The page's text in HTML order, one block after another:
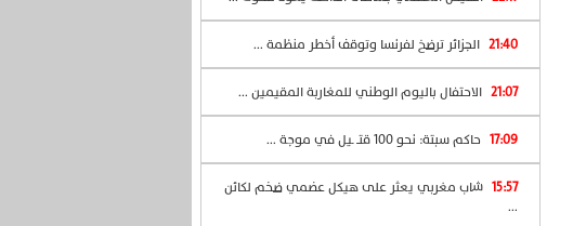
21:40 الجزائر ترضخ لفرنسا وتوقف أخطر منظمة ...
21:07 الاحتفال باليوم الوطني للمغاربة المقيمين ...
17:09 حاكم سبتة: نحو 100 قتــ ـيل في موجة ...
15:57 شاب مغربي يعثر على هيكل عضمي ضخم لكائن
...